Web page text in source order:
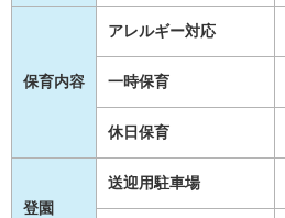
保育内容
アレルギー対応
一時保育
休日保育
登園
送迎用駐車場